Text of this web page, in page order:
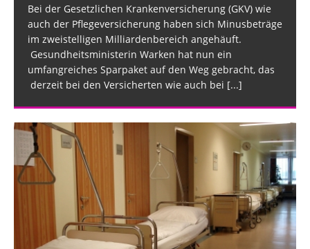
Bei der Gesetzlichen Krankenversicherung (GKV) wie
auch der Pflegeversicherung haben sich Minusbeträge
im zweistelligen Milliardenbereich angehäuft.
Gesundheitsministerin Warken hat nun ein
umfangreiches Sparpaket auf den Weg gebracht, das
derzeit bei den Versicherten wie auch bei [...]